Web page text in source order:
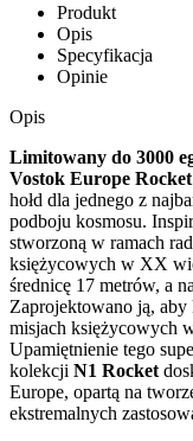
Produkt
Opis
Specyfikacja
Opinie
Opis
Limitowany do 3000
Vostok Europe
hołd dla jednego z
podboju kosmosu.
stworzoną w ramach
księżycowych w XX
średnicę 17 metrów, a
Zaprojektowano ją,
misjach księżycowych
Upamiętnienie tego
kolekcji N1 Rocket
Europe, opartą na
ekstremalnych